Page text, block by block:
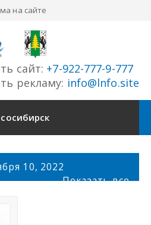
на сайте
сайт: +7-922-777-9-777
рекламу: info@lnfo.site
10, 2022
Показать все